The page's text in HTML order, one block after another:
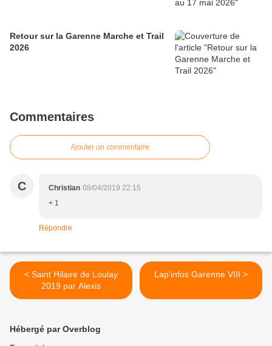
Retour sur la Garenne Marche et Trail
2026
Commentaires
Ajouter un commentaire
C Christian 08/04/2019 22:15
+ 1
Répondre
< Saint Hilaire de Loulay
2019 par Alexis
Lap'infos Garenne VIII >
Hébergé par Overblog